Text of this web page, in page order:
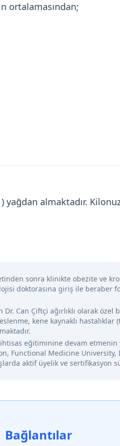
ortalamasından;
yağdan almaktadır.
sonra klinikte obezite ve
doktorasına giriş ile beraber
Dr. Can Çiftçi ağırlıklı olarak
kene kaynaklı hastalıklar
ihtisas eğitiminine devam
Functional Medicine
aktif üyelik ve sertifikasyon
Bağlantılar